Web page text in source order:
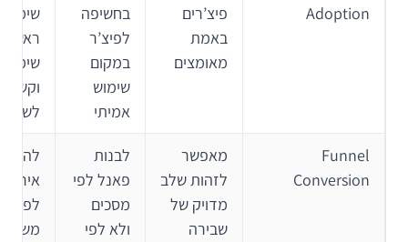
Adoption
פיצ’רים
באמת
מאומצים
בחשיפה
לפיצ’ר
במקום
שימוש
אמיתי
שימוש
ראשון,
שימוש
וקשר
Funnel
Conversion
מאפשר
לזהות שלב
מדויק של
שבירה
לבנות
פאנל לפי
מסכים
ולא לפי
לפי